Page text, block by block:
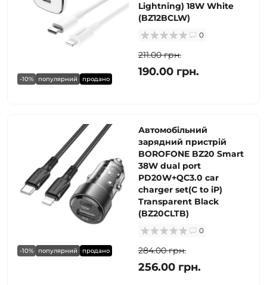
-10% популярний продано
Lightning) 18W White
(BZ12BCLW)
0
211.00 грн.
190.00 грн.
-10% популярний продано
Автомобільний
зарядний пристрій
BOROFONE BZ20 Smart
38W dual port
PD20W+QC3.0 car
charger set(C to iP)
Transparent Black
(BZ20CLTB)
0
284.00 грн.
256.00 грн.